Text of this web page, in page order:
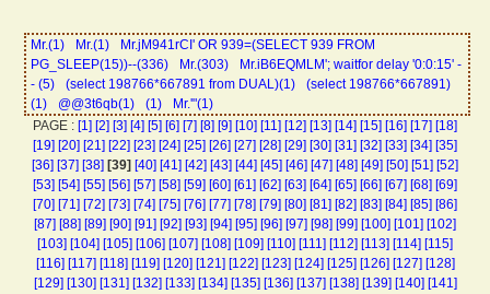
Mr.(1) Mr.(1)
Mr.jM941rCI' OR 939=(SELECT 939 FROM
PG_SLEEP(15))--(336)
Mr.(303)
Mr.iB6EQMLM'; waitfor delay '0:0:15' -
- (5)
(select 198766*667891 from DUAL)(1)
(select 198766*667891)
(1)
@@3t6qb(1) (1)
Mr.'"(1)
PAGE : [1] [2] [3] [4] [5] [6] [7] [8] [9] [10] [11] [12] [13] [14] [15] [16] [17] [18]
[19] [20] [21] [22] [23] [24] [25] [26] [27] [28] [29] [30] [31] [32] [33] [34] [35]
[36] [37] [38] [39] [40] [41] [42] [43] [44] [45] [46] [47] [48] [49] [50] [51] [52]
[53] [54] [55] [56] [57] [58] [59] [60] [61] [62] [63] [64] [65] [66] [67] [68] [69]
[70] [71] [72] [73] [74] [75] [76] [77] [78] [79] [80] [81] [82] [83] [84] [85] [86]
[87] [88] [89] [90] [91] [92] [93] [94] [95] [96] [97] [98] [99] [100] [101] [102]
[103] [104] [105] [106] [107] [108] [109] [110] [111] [112] [113] [114] [115]
[116] [117] [118] [119] [120] [121] [122] [123] [124] [125] [126] [127] [128]
[129] [130] [131] [132] [133] [134] [135] [136] [137] [138] [139] [140] [141]